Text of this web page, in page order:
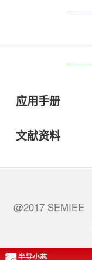
应用手册
文献资料
@2017 SEMIEE